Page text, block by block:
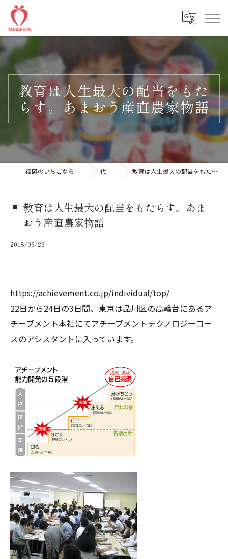
教育は人生最大の配当をもた
らす。あまおう産直農家物語
福岡のいちごなら楽農ファームたけした 代表ブログ 教育は人生最大の配当をもたらす。あまおう産直農家物語
教育は人生最大の配当をもたらす。あま
おう産直農家物語
2018/03/23
https://achievement.co.jp/individual/top/
22日から24日の3日間、東京は品川区の高輪台にあるア
チーブメント本社にてアチーブメントテクノロジーコー
スのアシスタントに入っています。